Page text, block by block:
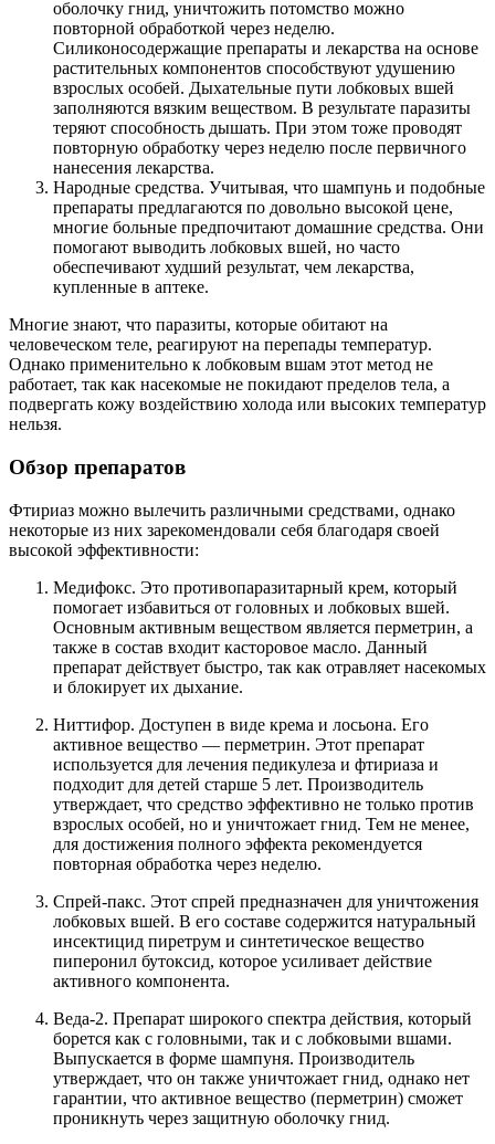
оболочку гнид, уничтожить потомство можно
повторной обработкой через неделю.
Силиконосодержащие препараты и лекарства на основе
растительных компонентов способствуют удушению
взрослых особей. Дыхательные пути лобковых вшей
заполняются вязким веществом. В результате паразиты
теряют способность дышать. При этом тоже проводят
повторную обработку через неделю после первичного
нанесения лекарства.
Народные средства. Учитывая, что шампунь и подобные
препараты предлагаются по довольно высокой цене,
многие больные предпочитают домашние средства. Они
помогают выводить лобковых вшей, но часто
обеспечивают худший результат, чем лекарства,
купленные в аптеке.
Многие знают, что паразиты, которые обитают на
человеческом теле, реагируют на перепады температур.
Однако применительно к лобковым вшам этот метод не
работает, так как насекомые не покидают пределов тела, а
подвергать кожу воздействию холода или высоких температур
нельзя.
Обзор препаратов
Фтириаз можно вылечить различными средствами, однако
некоторые из них зарекомендовали себя благодаря своей
высокой эффективности:
Медифокс. Это противопаразитарный крем, который
помогает избавиться от головных и лобковых вшей.
Основным активным веществом является перметрин, а
также в состав входит касторовое масло. Данный
препарат действует быстро, так как отравляет насекомых
и блокирует их дыхание.
Ниттифор. Доступен в виде крема и лосьона. Его
активное вещество — перметрин. Этот препарат
используется для лечения педикулеза и фтириаза и
подходит для детей старше 5 лет. Производитель
утверждает, что средство эффективно не только против
взрослых особей, но и уничтожает гнид. Тем не менее,
для достижения полного эффекта рекомендуется
повторная обработка через неделю.
Спрей-пакс. Этот спрей предназначен для уничтожения
лобковых вшей. В его составе содержится натуральный
инсектицид пиретрум и синтетическое вещество
пиперонил бутоксид, которое усиливает действие
активного компонента.
Веда-2. Препарат широкого спектра действия, который
борется как с головными, так и с лобковыми вшами.
Выпускается в форме шампуня. Производитель
утверждает, что он также уничтожает гнид, однако нет
гарантии, что активное вещество (перметрин) сможет
проникнуть через защитную оболочку гнид.